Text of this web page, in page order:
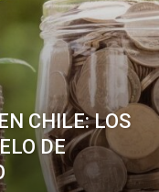
CHILE: LOS
DE